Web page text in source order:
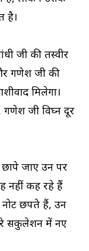
है।
जी की तस्वीर
गणेश जी की
मिलेगा।
गणेश जी विघ्न दूर
जाए उन पर
नहीं कह रहे हैं
छपते हैं, उन
सर्कुलेशन में नए